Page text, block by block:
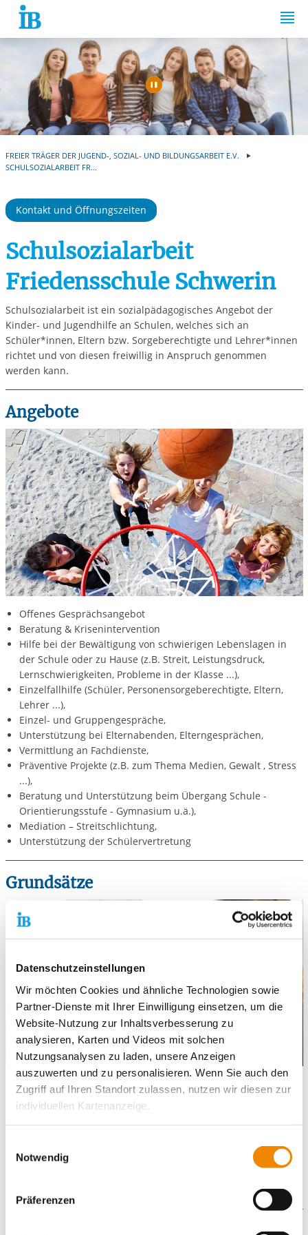
Datenschutzeinstellungen
Wir möchten Cookies und ähnliche Technologien sowie
Partner-Dienste mit Ihrer Einwilligung einsetzen, um die
Website-Nutzung zur Inhaltsverbesserung zu
analysieren, Karten und Videos mit solchen
Nutzungsanalysen zu laden, unsere Anzeigen
auszuwerten und zu personalisieren. Wenn Sie auch den
Zugriff auf Ihren Standort zulassen, nutzen wir diesen zur
individuellen Kartenanzeige.
unsere Partner Daten wie Ihre IP-Adresse und
verarbeiten diese zusammen mit Daten von anderen
Websites. Die Partner erkennen mitunter auch, wenn Sie
zum Website-Besuch verschiedene Geräte verwenden,
Notwendig
Präferenzen
Springe zum Inhalt
Automatische
FREIER TRÄGER DER JUGEND-, SOZIAL- UND BILDUNGSARBEIT E.V.
SCHULSOZIALARBEIT FR...
Kontakt und Öffnungszeiten
Schulsozialarbeit
Friedensschule Schwerin
Schulsozialarbeit ist ein sozialpädagogisches Angebot der
Kinder- und Jugendhilfe an Schulen, welches sich an
Schüler*innen, Eltern bzw. Sorgeberechtigte und Lehrer*innen
richtet und von diesen freiwillig in Anspruch genommen
werden kann.
Angebote
Offenes Gesprächsangebot
Beratung & Krisenintervention
Hilfe bei der Bewältigung von schwierigen Lebenslagen in
der Schule oder zu Hause (z.B. Streit, Leistungsdruck,
Lernschwierigkeiten, Probleme in der Klasse ...),
Einzelfallhilfe (Schüler, Personensorgeberechtigte, Eltern,
Lehrer ...),
Einzel- und Gruppengespräche,
Unterstützung bei Elternabenden, Elterngesprächen,
Vermittlung an Fachdienste,
Präventive Projekte (z.B. zum Thema Medien, Gewalt , Stress
...),
Beratung und Unterstützung beim Übergang Schule -
Orientierungsstufe - Gymnasium u.ä.),
Mediation – Streitschlichtung,
Unterstützung der Schülervertretung
Grundsätze
Teilnahme am Angebot ist freiwillig
Anvertraute Themen werden mit Sicht auf eine individuelle
Problemlösung vertraulich behandelt.
bedürfnisorientierte, enge und partnerschaftliche
Personensorgeberechtigten
Motivation von Kindern, ihre Anliegen einzubringen